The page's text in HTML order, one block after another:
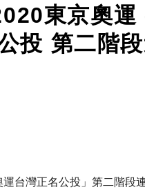
東京奧運
投 第二階
運台灣正名公投」第二階段